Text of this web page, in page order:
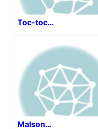
Toc-toc…
Malson…